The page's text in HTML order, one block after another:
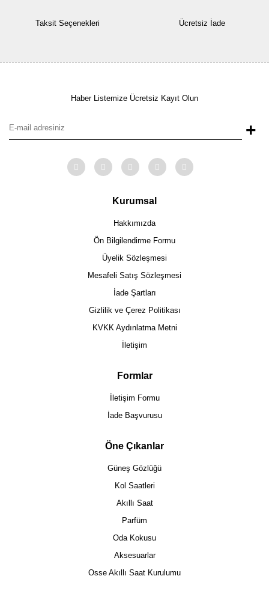
Taksit Seçenekleri Ücretsiz İade
Haber Listemize Ücretsiz Kayıt Olun
+
Kurumsal
Hakkımızda
Ön Bilgilendirme Formu
Üyelik Sözleşmesi
Mesafeli Satış Sözleşmesi
İade Şartları
Gizlilik ve Çerez Politikası
KVKK Aydınlatma Metni
İletişim
Formlar
İletişim Formu
İade Başvurusu
Öne Çıkanlar
Güneş Gözlüğü
Kol Saatleri
Akıllı Saat
Parfüm
Oda Kokusu
Aksesuarlar
Osse Akıllı Saat Kurulumu